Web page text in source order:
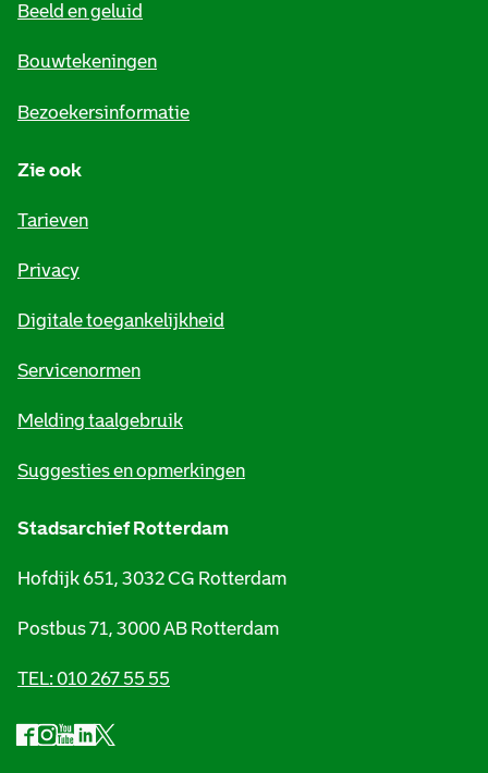
Beeld en geluid
Bouwtekeningen
Bezoekersinformatie
Zie ook
Tarieven
Privacy
Digitale toegankelijkheid
Servicenormen
Melding taalgebruik
Suggesties en opmerkingen
Stadsarchief Rotterdam
Hofdijk 651, 3032 CG Rotterdam
Postbus 71, 3000 AB Rotterdam
TEL: 010 267 55 55
S F
a
I
n
Y
o
L
i